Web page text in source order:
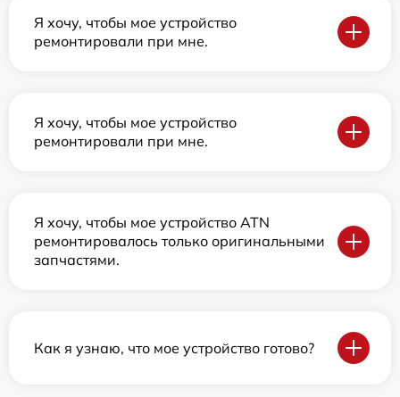
Я хочу, чтобы мое устройство
ремонтировали при мне.
Я хочу, чтобы мое устройство
ремонтировали при мне.
Я хочу, чтобы мое устройство ATN
ремонтировалось только оригинальными
запчастями.
Как я узнаю, что мое устройство готово?